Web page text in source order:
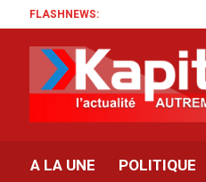
FLASHNEWS:
A LA UNE POLITIQUE